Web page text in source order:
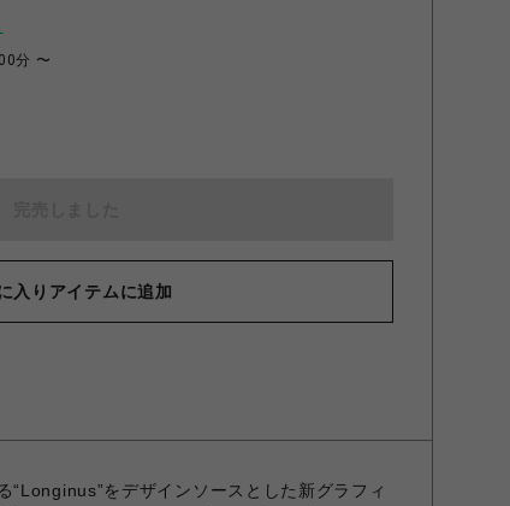
分 〜
入りアイテムに追加
“Longinus”をデザインソースとした新グラフィ